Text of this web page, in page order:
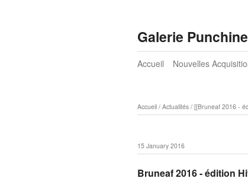
Galerie
Accueil Nouvelles
Accueil / Actualités / [[Bruneaf 2016 -
15 January 2016
Bruneaf 2016 - édition